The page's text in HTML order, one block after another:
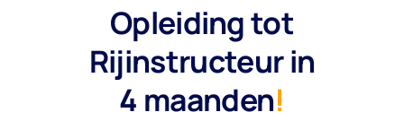
Opleiding tot
Rijinstructeur in
4 maanden!